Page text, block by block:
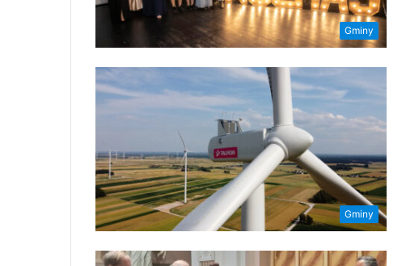
Gminy
Gminy